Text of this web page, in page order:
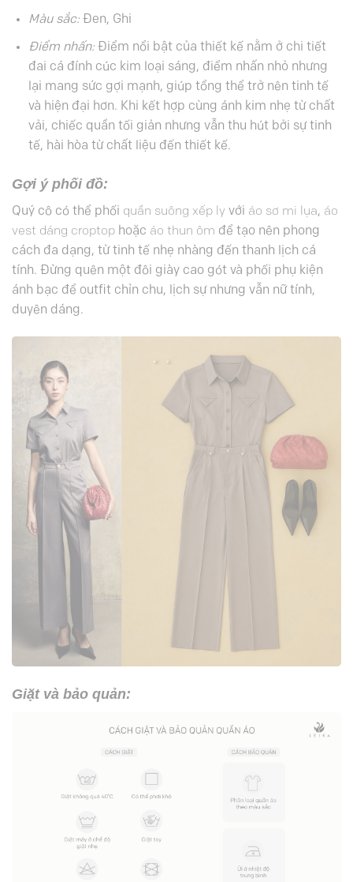
Màu sắc:Đen, Ghi
Điểm nhấn:Điểm nổi bật của thiết kế nằm ở chi tiết
đai cá đính cúc kim loại sáng, điểm nhấn nhỏ nhưng
lại mang sức gợi mạnh, giúp tổng thể trở nên tinh tế
và hiện đại hơn. Khi kết hợp cùng ánh kim nhẹ từ chất
vải, chiếc quần tối giản nhưng vẫn thu hút bởi sự tinh
tế, hài hòa từ chất liệu đến thiết kế.
Gợi ý phối đồ:
Quý cô có thể phối quần suông xếp ly với áo sơ mi lụa, áo
vest dáng croptop hoặc áo thun ôm để tạo nên phong
cách đa dạng, từ tinh tế nhẹ nhàng đến thanh lịch cá
tính. Đừng quên một đôi giày cao gót và phối phụ kiện
ánh bạc để outfit chỉn chu, lịch sự nhưng vẫn nữ tính,
duyên dáng.
Giặt và bảo quản: